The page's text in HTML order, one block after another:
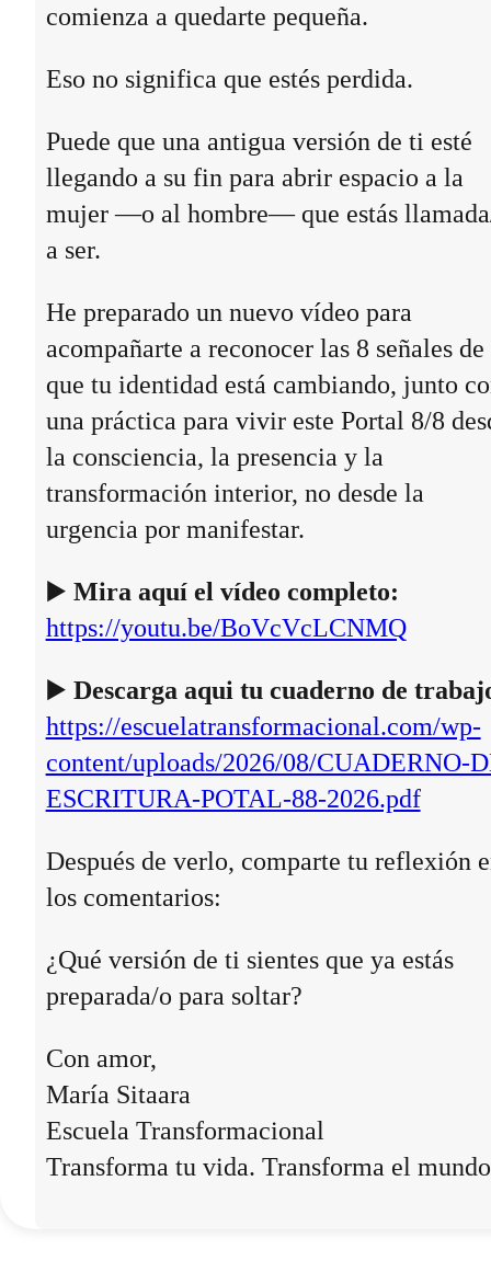
comienza a quedarte pequeña.
Eso no significa que estés perdida.
Puede que una antigua versión de ti esté
llegando a su fin para abrir espacio a la
mujer —o al hombre— que estás
a ser.
He preparado un nuevo vídeo para
acompañarte a reconocer las 8 señales de
que tu identidad está cambiando, junto
una práctica para vivir este Portal 8/8
la consciencia, la presencia y la
transformación interior, no desde la
urgencia por manifestar.
▶️ Mira aquí el vídeo completo:
https://youtu.be/BoVcVcLCNMQ
▶️ Descarga aqui tu cuaderno de
https://escuelatransformacional.com/wp-
content/uploads/2026/08/CUADERNO-
ESCRITURA-POTAL-88-2026.pdf
Después de verlo, comparte tu reflexión
los comentarios:
¿Qué versión de ti sientes que ya estás
preparada/o para soltar?
Con amor,
María Sitaara
Escuela Transformacional
Transforma tu vida. Transforma el